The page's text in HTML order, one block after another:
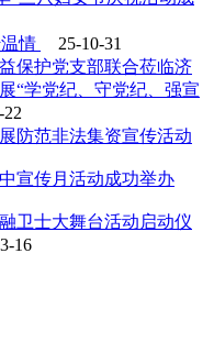
情
25-10-31
保护党支部联合莅临济
“学党纪、守党纪、强宣
22
防范非法集资宣传活动
宣传月活动成功举办
卫士大舞台活动启动仪
16